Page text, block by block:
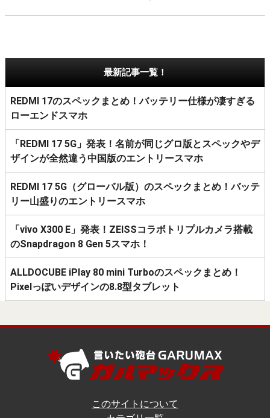
最新記事一覧！
REDMI 17のスペックまとめ！バッテリー仕様が凄すぎる
ローエンドスマホ
「REDMI 17 5G」発表！名前が同じグロ版とスペックやデ
ザインが全然違う中国版のエントリースマホ
REDMI 17 5G（グローバル版）のスペックまとめ！バッテ
リー山盛りのエントリースマホ
「vivo X300 E」発表！ZEISSコラボトリプルカメラ搭載
のSnapdragon 8 Gen 5スマホ！
ALLDOCUBE iPlay 80 mini Turboのスペックまとめ！
Pixelっぽいデザインの8.8型タブレット
このサイトについて